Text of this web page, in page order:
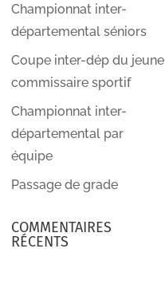
Championnat inter-
départemental séniors
Coupe inter-dép du jeune
commissaire sportif
Championnat inter-
départemental par
équipe
Passage de grade
COMMENTAIRES
RÉCENTS